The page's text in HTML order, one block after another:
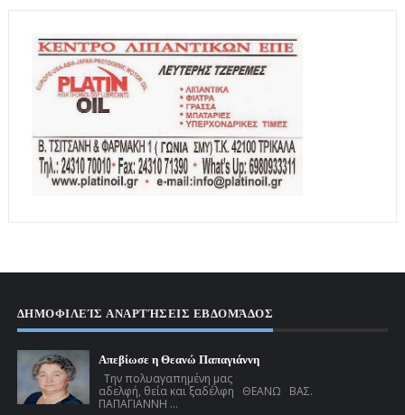
ΔΗΜΟΦΙΛΕΊΣ ΑΝΑΡΤΉΣΕΙΣ ΕΒΔΟΜΆΔΟΣ
Απεβίωσε η Θεανώ Παπαγιάννη
Την πολυαγαπημένη μας
αδελφή, θεία και ξαδέλφη ΘΕΑΝΩ ΒΑΣ.
ΠΑΠΑΓΙΑΝΝΗ ...